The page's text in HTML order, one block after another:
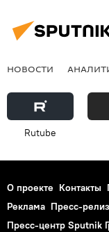
НОВОСТИ
Rutube
О проекте Контакты
Реклама Пресс-
Пресс-центр Sputnik